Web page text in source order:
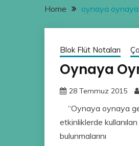
Home oynaya oynaya
Blok Flüt Notaları
Oynaya
28 Temmuz 2015
“Oynaya oynaya
etkinliklerde
bulunmalarını